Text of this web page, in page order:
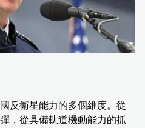
反衛星能力的多個維度。從
，從具備軌道機動能力的抓